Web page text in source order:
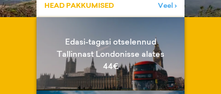
HEAD PAKKUMISED Veel ›
Edasi-tagasi otselennud
Tallinnast Londonisse alates
44€